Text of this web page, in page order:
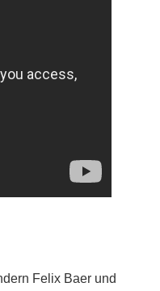
Felix Baer und